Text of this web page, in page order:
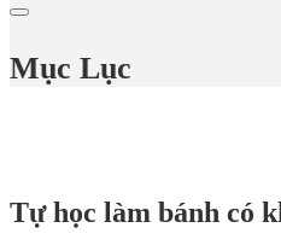
Mục Lục
Tự học làm bánh có